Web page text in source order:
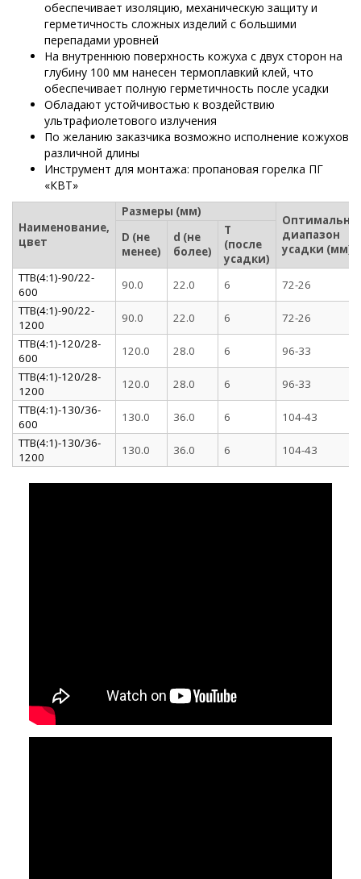
обеспечивает изоляцию, механическую защиту и
герметичность сложных изделий с большими
перепадами уровней
На внутреннюю поверхность кожуха с двух сторон на
глубину 100 мм нанесен термоплавкий клей, что
обеспечивает полную герметичность после усадки
Обладают устойчивостью к воздействию
ультрафиолетового излучения
По желанию заказчика возможно исполнение кожухов
различной длины
Инструмент для монтажа: пропановая горелка ПГ
«КВТ»
Наименование,
цвет
Размеры (мм)
диапазон
усадки (мм)
D (не
менее)
d (не
более)
T
(после
усадки)
ТТВ(4:1)-90/22-
600
90.0 22.0 6
72-26
ТТВ(4:1)-90/22-
1200
90.0 22.0 6
72-26
ТТВ(4:1)-120/28-
600
120.0 28.0 6
96-33
ТТВ(4:1)-120/28-
1200
120.0 28.0 6
96-33
ТТВ(4:1)-130/36-
600
130.0 36.0 6
104-43
ТТВ(4:1)-130/36-
1200
130.0 36.0 6 104-43